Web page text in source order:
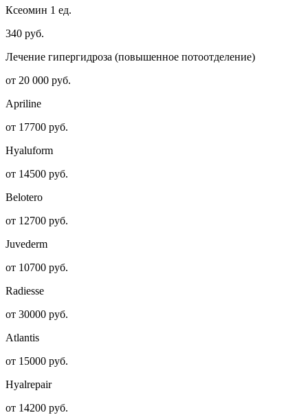
Ксеомин 1 ед.
340 руб.
Лечение гипергидроза (повышенное потоотделение)
от 20 000 руб.
Apriline
от 17700 руб.
Hyaluform
от 14500 руб.
Belotero
от 12700 руб.
Juvederm
от 10700 руб.
Radiesse
от 30000 руб.
Atlantis
от 15000 руб.
Hyalrepair
от 14200 руб.